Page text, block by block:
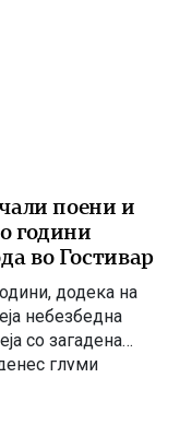
поени и
години
во Гостивар
додека на
небезбедна
со загадена
глуми
политички